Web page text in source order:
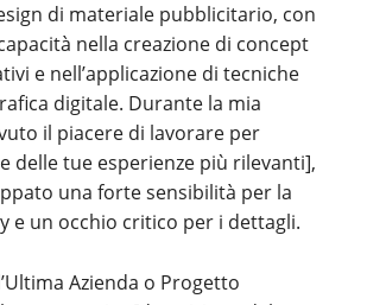
di materiale pubblicitario, con
nella creazione di concept
e nell’applicazione di tecniche
digitale. Durante la mia
il piacere di lavorare per
delle tue esperienze più rilevanti],
una forte sensibilità per la
e un occhio critico per i dettagli.
Azienda o Progetto